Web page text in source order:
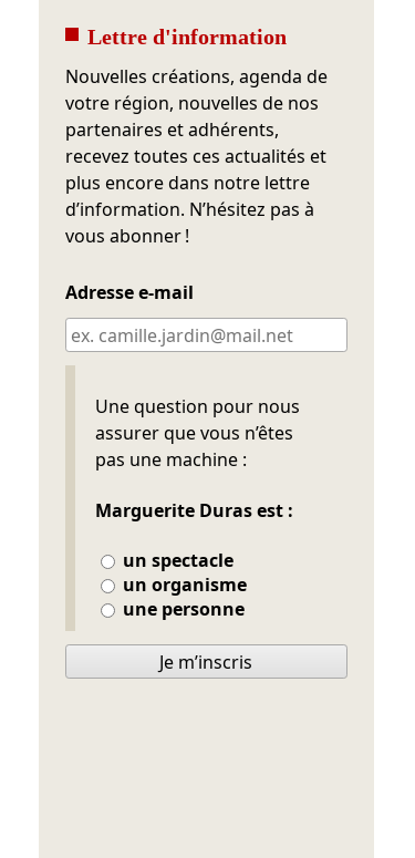
Lettre d'information
Nouvelles créations, agenda de
votre région, nouvelles de nos
partenaires et adhérents,
recevez toutes ces actualités et
plus encore dans notre lettre
d’information. N’hésitez pas à
vous abonner !
Adresse e-mail
Une question pour nous
assurer que vous n’êtes
pas une machine :
Marguerite Duras est :
un spectacle
un organisme
une personne
Ne pas remplir
Je m’inscris